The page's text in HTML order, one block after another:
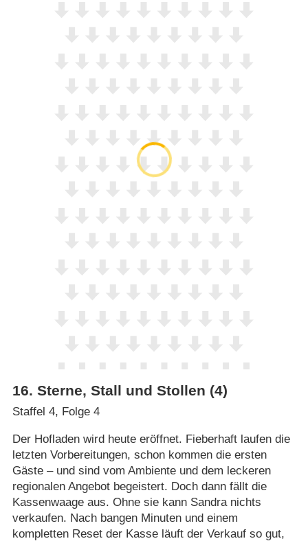
16. Sterne, Stall und Stollen (4)
Staffel 4, Folge 4
Der Hofladen wird heute eröffnet. Fieberhaft laufen die
letzten Vorbereitungen, schon kommen die ersten
Gäste – und sind vom Ambiente und dem leckeren
regionalen Angebot begeistert. Doch dann fällt die
Kassenwaage aus. Ohne sie kann Sandra nichts
verkaufen. Nach bangen Minuten und einem
kompletten Reset der Kasse läuft der Verkauf so gut,